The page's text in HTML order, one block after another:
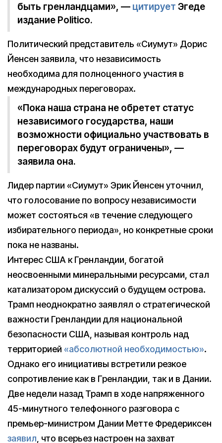
быть гренландцами», — цитирует Эгеде
издание Politico.
Политический представитель «Сиумут» Дорис
Йенсен заявила, что независимость
необходима для полноценного участия в
международных переговорах.
«Пока наша страна не обретет статус
независимого государства, наши
возможности официально участвовать в
переговорах будут ограничены», —
заявила она.
Лидер партии «Сиумут» Эрик Йенсен уточнил,
что голосование по вопросу независимости
может состояться «в течение следующего
избирательного периода», но конкретные сроки
пока не названы.
Интерес США к Гренландии, богатой
неосвоенными минеральными ресурсами, стал
катализатором дискуссий о будущем острова.
Трамп неоднократно заявлял о стратегической
важности Гренландии для национальной
безопасности США, называя контроль над
территорией «абсолютной необходимостью».
Однако его инициативы встретили резкое
сопротивление как в Гренландии, так и в Дании.
Две недели назад Трамп в ходе напряженного
45-минутного телефонного разговора с
премьер-министром Дании Метте Фредериксен
заявил, что всерьез настроен на захват